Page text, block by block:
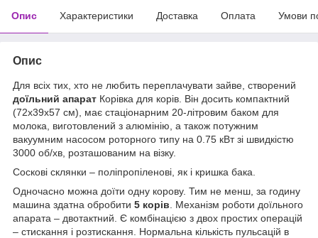
Опис Характеристики Доставка Оплата Умови
Опис
Для всіх тих, хто не любить переплачувати зайве, створений
доїльний апарат Корівка для корів. Він досить компактний
(72х39х57 см), має стаціонарним 20-літровим баком для
молока, виготовлений з алюмінію, а також потужним
вакуумним насосом роторного типу на 0.75 кВт зі швидкістю
3000 об/хв, розташованим на візку.
Соскові склянки – поліпропіленові, як і кришка бака.
Одночасно можна доїти одну корову. Тим не менш, за годину
машина здатна обробити 5 корів . Механізм роботи доїльного
апарата – двотактний. Є комбінацією з двох простих операцій
– стискання і розтискання. Нормальна кількість пульсацій в